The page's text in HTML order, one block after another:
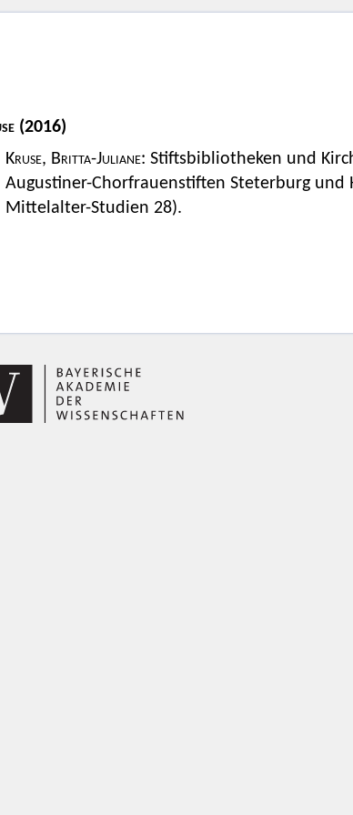
(2016)
Kruse, Britta-Juliane: Stiftsbibliotheken und
Augustiner-Chorfrauenstiften Steterburg
Mittelalter-Studien 28).